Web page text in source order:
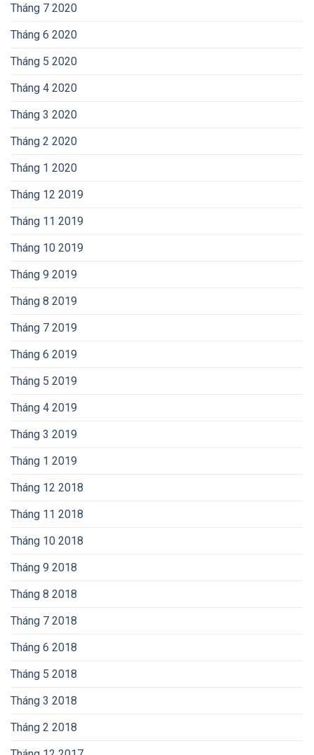
Tháng 7 2020
Tháng 6 2020
Tháng 5 2020
Tháng 4 2020
Tháng 3 2020
Tháng 2 2020
Tháng 1 2020
Tháng 12 2019
Tháng 11 2019
Tháng 10 2019
Tháng 9 2019
Tháng 8 2019
Tháng 7 2019
Tháng 6 2019
Tháng 5 2019
Tháng 4 2019
Tháng 3 2019
Tháng 1 2019
Tháng 12 2018
Tháng 11 2018
Tháng 10 2018
Tháng 9 2018
Tháng 8 2018
Tháng 7 2018
Tháng 6 2018
Tháng 5 2018
Tháng 3 2018
Tháng 2 2018